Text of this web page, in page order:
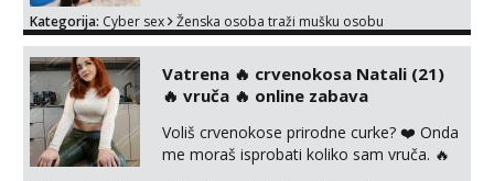
kolegicama, uniforme, u autu itd, te za
gole slikice 💋 WhatsApp 👉
@enafriedrichkis ISKLJUČIVO ONLINE,
NIŠTA UŽIVO
Kategorija: Cyber sex Ženska osoba traži mušku osobu
Vatrena ‎️‍🔥 crvenokosa Natali (21)
‎️‍🔥 vruča‎ ️‍🔥 online zabava ‎
Voliš crvenokose prirodne curke? ❤️ Onda
me moraš isprobati koliko sam vruča.‎ ️‍🔥